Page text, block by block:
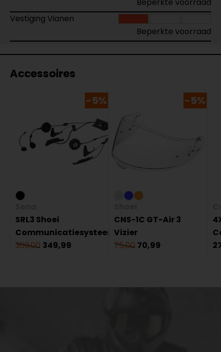
Vestiging Vianen
Beperkte voorraad
Accessoires
-5%
SRL3 Shoei
Communicatiesysteem
369,00 349,99
-5%
CNS-1C GT-Air 3
Vizier
75,00 70,99